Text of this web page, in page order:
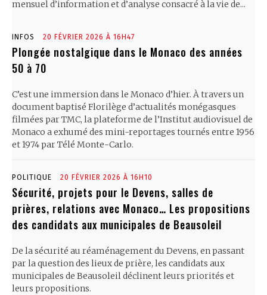
mensuel d’information et d’analyse consacré à la vie de...
INFOS 20 FÉVRIER 2026 À 16H47
Plongée nostalgique dans le Monaco des années
50 à 70
C’est une immersion dans le Monaco d’hier. À travers un
document baptisé Florilège d’actualités monégasques
filmées par TMC, la plateforme de l’Institut audiovisuel de
Monaco a exhumé des mini-reportages tournés entre 1956
et 1974 par Télé Monte-Carlo.
POLITIQUE 20 FÉVRIER 2026 À 16H10
Sécurité, projets pour le Devens, salles de
prières, relations avec Monaco… Les propositions
des candidats aux municipales de Beausoleil
De la sécurité au réaménagement du Devens, en passant
par la question des lieux de prière, les candidats aux
municipales de Beausoleil déclinent leurs priorités et
leurs propositions.